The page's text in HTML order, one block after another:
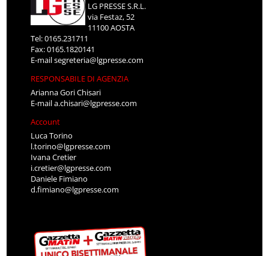
LG PRESSE S.R.L.
via Festaz, 52
11100 AOSTA
Tel: 0165.231711
Fax: 0165.1820141
E-mailsegreteria@lgpresse.com
RESPONSABILE DI AGENZIA
Arianna Gori Chisari
E-maila.chisari@lgpresse.com
Account
Luca Torino
l.torino@lgpresse.com
Ivana Cretier
i.cretier@lgpresse.com
Daniele Fimiano
d.fimiano@lgpresse.com